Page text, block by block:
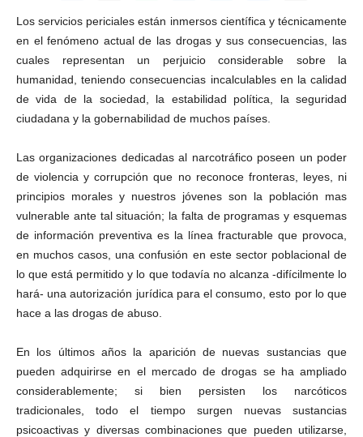
Los servicios periciales están inmersos científica y técnicamente
en el fenómeno actual de las drogas y sus consecuencias, las
cuales representan un perjuicio considerable sobre la
humanidad, teniendo consecuencias incalculables en la calidad
de vida de la sociedad, la estabilidad política, la seguridad
ciudadana y la gobernabilidad de muchos países.
Las organizaciones dedicadas al narcotráfico poseen un poder
de violencia y corrupción que no reconoce fronteras, leyes, ni
principios morales y nuestros jóvenes son la población mas
vulnerable ante tal situación; la falta de programas y esquemas
de información preventiva es la línea fracturable que provoca,
en muchos casos, una confusión en este sector poblacional de
lo que está permitido y lo que todavía no alcanza -difícilmente lo
hará- una autorización jurídica para el consumo, esto por lo que
hace a las drogas de abuso.
En los últimos años la aparición de nuevas sustancias que
pueden adquirirse en el mercado de drogas se ha ampliado
considerablemente; si bien persisten los narcóticos
tradicionales, todo el tiempo surgen nuevas sustancias
psicoactivas y diversas combinaciones que pueden utilizarse,